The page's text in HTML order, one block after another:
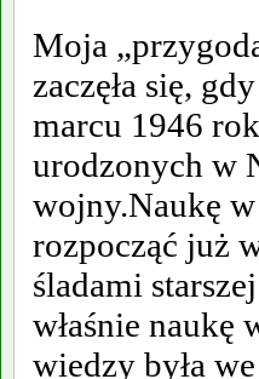
Moja
zaczęła się,
marcu 1946
urodzonych w
wojny.Naukę
rozpocząć już
śladami
właśnie naukę
wiedzy była